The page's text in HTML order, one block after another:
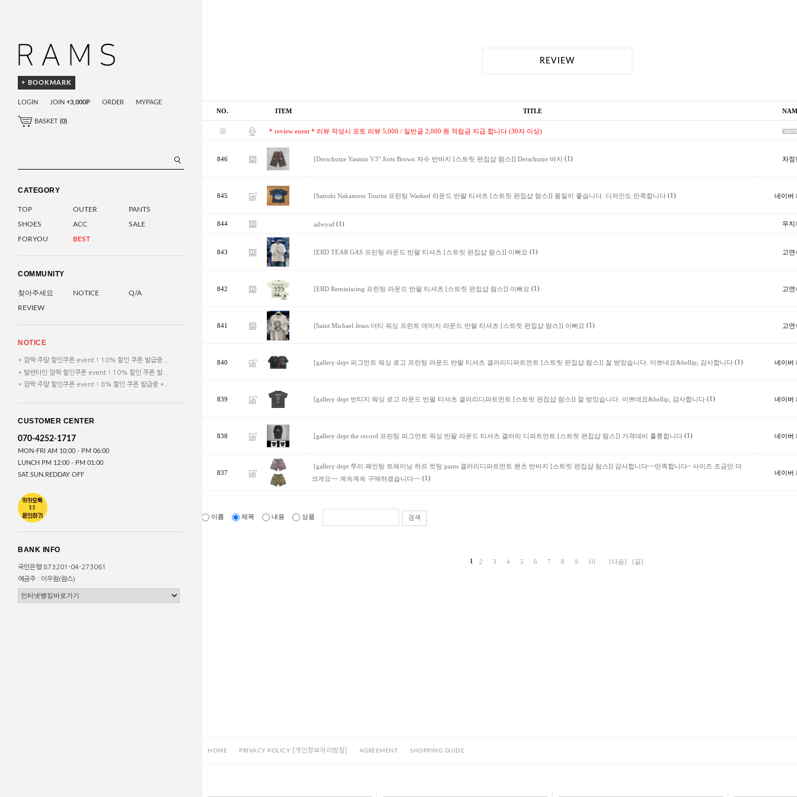
+ BOOKMARK
LOGIN JOIN +3,000P ORDER MYPAGE
BASKET (0)
CATEGORY
TOP OUTER PANTS
SHOES ACC SALE
FORYOU BEST
COMMUNITY
찾아주세요 NOTICE Q/A
REVIEW
NOTICE
* 깜짝 주말 할인쿠폰 event ! 10% 할인 쿠폰 발급중...
* 발렌타인 깜짝 할인쿠폰 event ! 10% 할인 쿠폰 발...
* 깜짝 주말 할인쿠폰 event ! 8% 할인 쿠폰 발급중 *...
CUSTOMER CENTER
070-4252-1717
MON-FRI AM 10:00 - PM 06:00
LUNCH PM 12:00 - PM 01:00
SAT.SUN.REDDAY OFF
BANK INFO
국민은행 873201-04-273061
예금주 : 이우람(람스)
REVIEW
NO. ITEM TITLE
* review enent * 리뷰 작성시 포토 리뷰 5,000 / 일반글 2,000 원 적립금 지급 합니다 (30자 이상)
846 [Derschutze Yasmin V3" Jorts Brown 자수 반바지 [스트릿 편집샵 람스]] Derschutze 바지 (1) 차정
845 [Satoshi Nakamoto Tourist 프린팅 Washed 라운드 반팔 티셔츠 [스트릿 편집샵 람스]] 품질이 좋습니다. 디자인도 만족합니다 (1) 네이버
844 adwysd (1) 우지
843 [ERD TEAR GAS 프린팅 라운드 반팔 티셔츠 [스트릿 편집샵 람스]] 이뻐요 (1) 고연
842 [ERD Reminiscing 프린팅 라운드 반팔 티셔츠 [스트릿 편집샵 람스]] 이뻐요 (1) 고연
841 [Saint Michael Jesus 더티 워싱 프린트 데미지 라운드 반팔 티셔츠 [스트릿 편집샵 람스]] 이뻐요 (1) 고연
840 [gallery dept 피그먼트 워싱 로고 프린팅 라운드 반팔 티셔츠 갤러리디파트먼트 [스트릿 편집샵 람스]] 잘 받았습니다. 이쁘네요&hellip; 감사합니다 (1) 네이버
839 [gallery dept 빈티지 워싱 로고 라운드 반팔 티셔츠 갤러리디파트먼트 [스트릿 편집샵 람스]] 잘 받았습니다. 이쁘네요&hellip; 감사합니다 (1) 네이버
838 [gallery dept the record 프린팅 피그먼트 워싱 반팔 라운드 티셔츠 갤러리 디파트먼트 [스트릿 편집샵 람스]] 가격대비 훌륭합니다 (1) 네이버
837
[gallery dept 쭈리 페인팅 트레이닝 하프 컷팅 pants 갤러리디파트먼트 팬츠 반바지 [스트릿 편집샵 람스]] 감사합니다~~만족합니다~ 사이즈 조금만 더
크게요~~ 계속계속 구매하겠습니다~~ (1)
네이버
이름 제목 내용 상품 검색
1 2 3 4 5 6 7 8 9 10 [다음] [끝]
HOME PRIVACY POLICY [개인정보처리방침] AGREEMENT SHOPPING GUIDE